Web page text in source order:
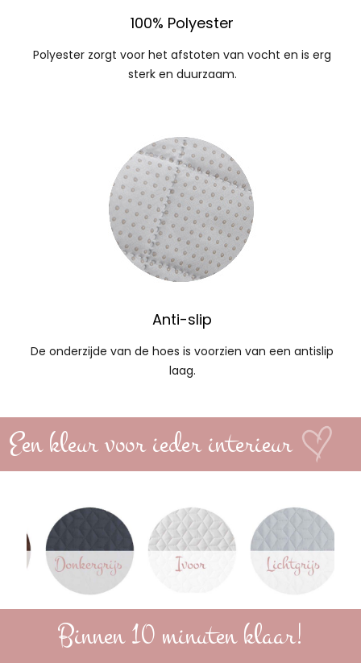
100% Polyester
Polyester zorgt voor het afstoten van vocht en is erg
sterk en duurzaam.
Anti-slip
De onderzijde van de hoes is voorzien van een antislip
laag.
Een kleur voor ieder interieur
Binnen 10 minuten klaar!